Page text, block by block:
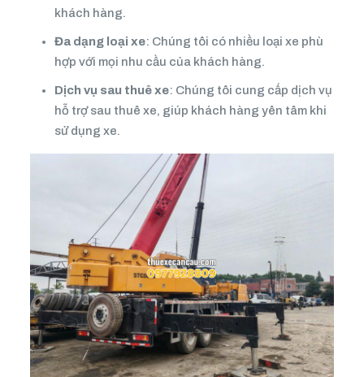
khách hàng.
Đa dạng loại xe: Chúng tôi có nhiều loại xe phù
hợp với mọi nhu cầu của khách hàng.
Dịch vụ sau thuê xe: Chúng tôi cung cấp dịch vụ
hỗ trợ sau thuê xe, giúp khách hàng yên tâm khi
sử dụng xe.